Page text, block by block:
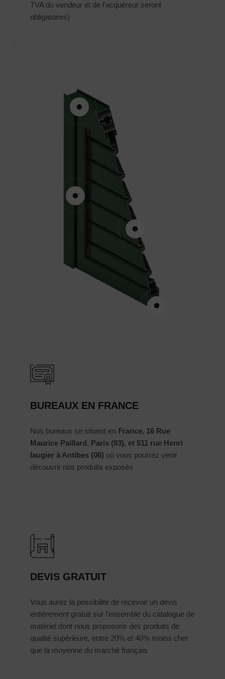
TVA du vendeur et de l’acquéreur seront
obligatoires)
BUREAUX EN FRANCE
Nos bureaux se situent en France, 16 Rue
Maurice Paillard. Paris (93), et 511 rue Henri
laugier à Antibes (06) où vous pourrez venir
découvrir nos produits exposés
DEVIS GRATUIT
Vous aurez la possibilité de recevoir un devis
entièrement gratuit sur l’ensemble du catalogue de
matériel dont nous proposons des produits de
qualité supérieure, entre 20% et 40% moins cher
que la moyenne du marché français